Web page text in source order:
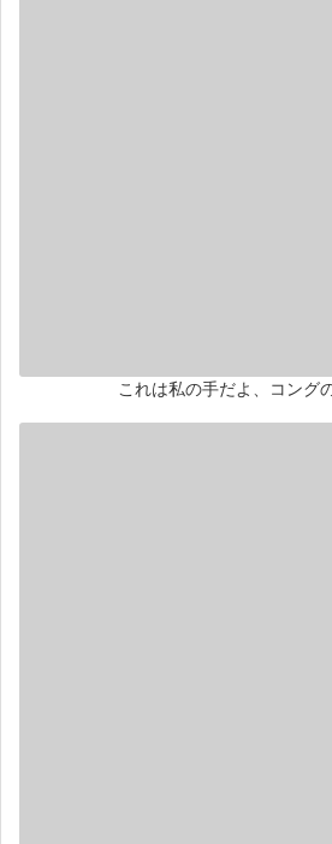
これは私の手だよ、コング